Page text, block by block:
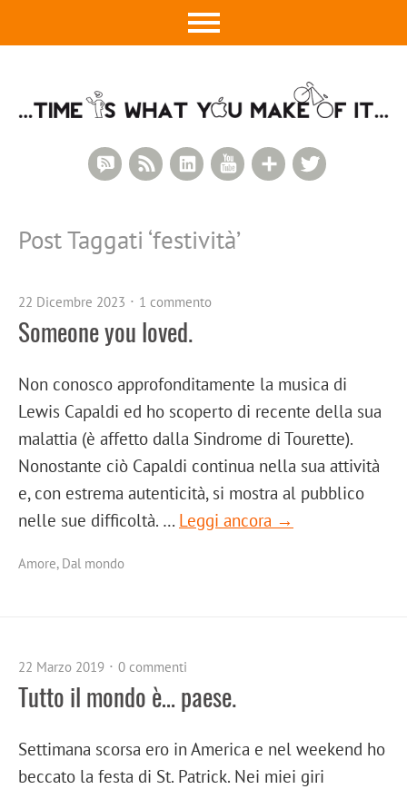
Google+
YouTube
LinkedIn
RSS Feed
RSS Comments
Post Taggati ‘festività’
22 Dicembre 2023 1 commento
Someone you loved.
Non conosco approfonditamente la musica di
Lewis Capaldi ed ho scoperto di recente della sua
malattia (è affetto dalla Sindrome di Tourette).
Nonostante ciò Capaldi continua nella sua attività
e, con estrema autenticità, si mostra al pubblico
nelle sue difficoltà. … Leggi ancora →
Amore, Dal mondo
22 Marzo 2019 0 commenti
Tutto il mondo è… paese.
Settimana scorsa ero in America e nel weekend ho
beccato la festa di St. Patrick. Nei miei giri